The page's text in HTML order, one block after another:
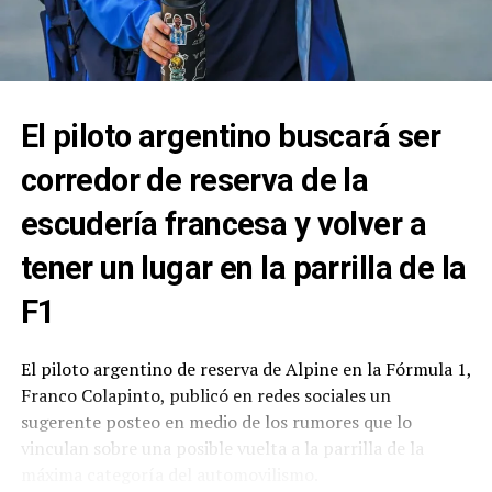
Diego
C.
4
4
Werner,
Ford M.
FADEL
CORSE
Valentin
Chevrolet
C.
ORT
Santiago
C.
MOTORSP
C.
N RACING
8
11
Risatti,
Ricardo
Dodge C.
SAP
TEAM
9
12
Castellano
Dodge C.
TOMAS
El piloto argentino buscará ser
corredor de reserva de la
escudería francesa y volver a
tener un lugar en la parrilla de la
F1
El piloto argentino de reserva de Alpine en la Fórmula 1,
Franco Colapinto, publicó en redes sociales un
sugerente posteo en medio de los rumores que lo
vinculan sobre una posible vuelta a la parrilla de la